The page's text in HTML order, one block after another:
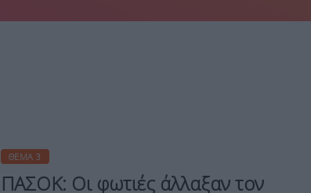
ΘΈΜΑ 3
ΠΑΣΟΚ: Οι φωτιές άλλαξαν τον